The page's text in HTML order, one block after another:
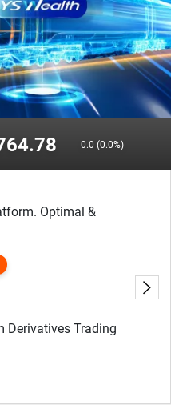
0.0 (0.0%)
Optimal &
Derivatives Trading